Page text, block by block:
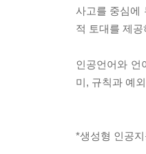
사고를 중심에
적 토대를 제
인공언어와 언
미, 규칙과 예
*생성형 인공